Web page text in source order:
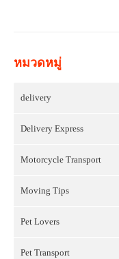
หมวดหมู่
delivery
Delivery Express
Motorcycle Transport
Moving Tips
Pet Lovers
Pet Transport